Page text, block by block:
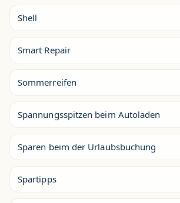
Shell
Smart Repair
Sommerreifen
Spannungsspitzen beim Autoladen
Sparen beim der Urlaubsbuchung
Spartipps